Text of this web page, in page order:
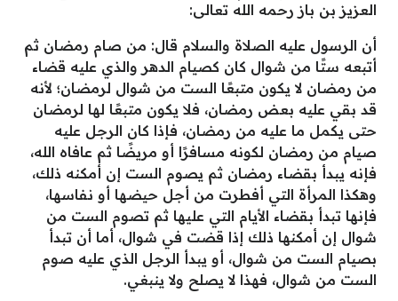
العزيز بن باز رحمه الله تعالى:
أن الرسول عليه الصلاة والسلام قال: من صام رمضان ثم
أتبعه ستًا من شوال كان كصيام الدهر والذي عليه قضاء
من رمضان لا يكون متبعًا الست من شوال لرمضان؛ لأنه
قد بقي عليه بعض رمضان، فلا يكون متبعًا لها لرمضان
حتى يكمل ما عليه من رمضان، فإذا كان الرجل عليه
صيام من رمضان لكونه مسافرًا أو مريضًا ثم عافاه الله،
فإنه يبدأ بقضاء رمضان ثم يصوم الست إن أمكنه ذلك،
وهكذا المرأة التي أفطرت من أجل حيضها أو نفاسها،
فإنها تبدأ بقضاء الأيام التي عليها ثم تصوم الست من
شوال إن أمكنها ذلك إذا قضت في شوال، أما أن تبدأ
بصيام الست من شوال، أو يبدأ الرجل الذي عليه صوم
الست من شوال، فهذا لا يصلح ولا ينبغي.